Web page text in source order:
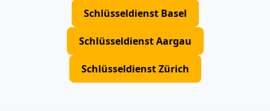
Schlüsseldienst Basel
Schlüsseldienst Aargau
Schlüsseldienst Zürich